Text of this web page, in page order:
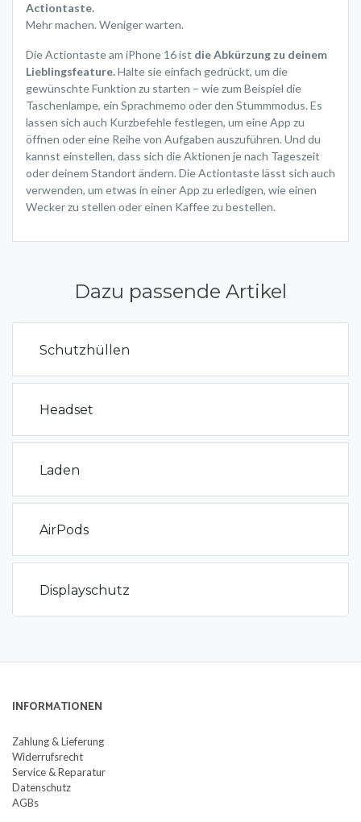
Actiontaste.
Mehr machen. Weniger warten.
Die Actiontaste am iPhone 16 ist die Abkürzung zu deinem
Lieblingsfeature.Halte sie einfach gedrückt, um die
gewünschte Funktion zu starten – wie zum Beispiel die
Taschenlampe, ein Sprach­memo oder den Stummmodus. Es
lassen sich auch Kurzbefehle festlegen, um eine App zu
öffnen oder eine Reihe von Aufgaben auszu­führen. Und du
kannst einstellen, dass sich die Aktionen je nach Tageszeit
oder deinem Standort ändern. Die Actiontaste lässt sich auch
verwenden, um etwas in einer App zu erledigen, wie einen
Wecker zu stellen oder einen Kaffee zu bestellen.
Dazu passende Artikel
Schutzhüllen
Headset
Laden
AirPods
Displayschutz
INFORMATIONEN
Zahlung & Lieferung
Widerrufsrecht
Service & Reparatur
Datenschutz
AGBs